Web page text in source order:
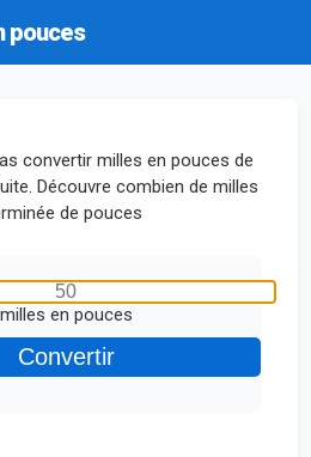
pouces
convertir milles en pouces de
Découvre combien de milles
de pouces
milles en pouces